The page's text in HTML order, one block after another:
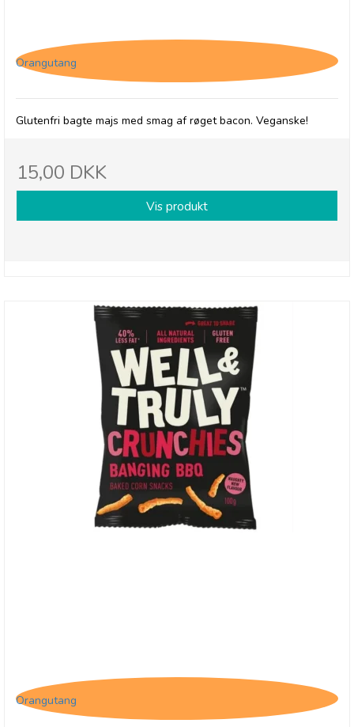
Orangutang
Glutenfri bagte majs med smag af røget bacon. Veganske!
15,00 DKK
Vis produkt
Orangutang